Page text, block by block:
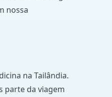
nossa
na Tailândia.
parte da viagem